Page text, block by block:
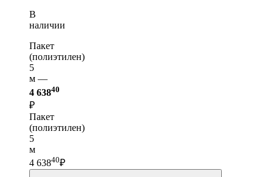
В
наличии
Пакет
(полиэтилен)
5
м —
4 63840
₽
Пакет
(полиэтилен)
5
м
4 63840₽